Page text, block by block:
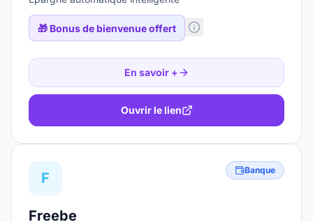
🎁 Bonus de bienvenue offert
En savoir +
Ouvrir le lien
F Banque
Freebe